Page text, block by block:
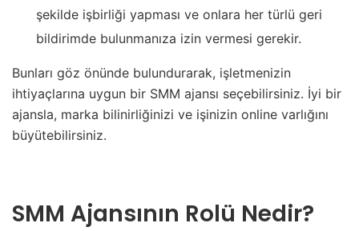
şekilde işbirliği yapması ve onlara her türlü geri
bildirimde bulunmanıza izin vermesi gerekir.
Bunları göz önünde bulundurarak, işletmenizin
ihtiyaçlarına uygun bir SMM ajansı seçebilirsiniz. İyi bir
ajansla, marka bilinirliğinizi ve işinizin online varlığını
büyütebilirsiniz.
SMM Ajansının Rolü Nedir?